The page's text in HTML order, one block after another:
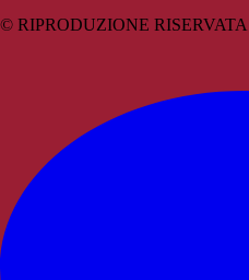
© RIPRODUZIONE RISERVATA